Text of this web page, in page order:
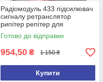
Радіомодуль 433 підсилювач
сигналу ретранслятор
рипітер репітер для
сигналізацій ПОТУЖНИЙ
Готово до відправки
954,50 ₴ 1 150 ₴
Купити